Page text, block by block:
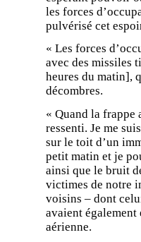
les forces
pulvérisé cet
« Les forces
avec des missiles
heures du matin],
décombres.
« Quand la frappe
ressenti. Je me
sur le toit d’un
petit matin et je
ainsi que le bruit
victimes de notre
voisins – dont
avaient également
aérienne.